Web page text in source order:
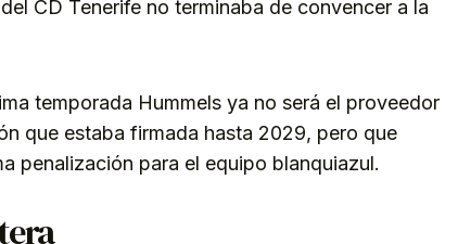
CD Tenerife no terminaba de convencer a la
temporada Hummels ya no será el proveedor
que estaba firmada hasta 2029, pero que
penalización para el equipo blanquiazul.